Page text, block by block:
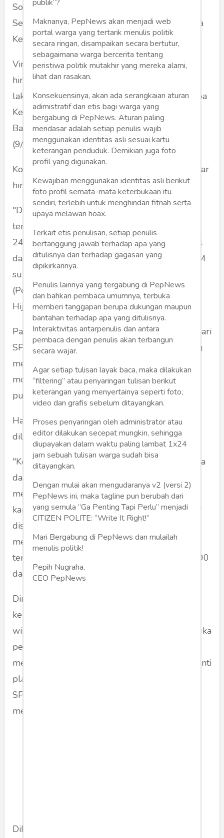
Solar Tumpah 5 Pemotor Tergelincir , Warga
Sebut SPBU 24.351137 Lembah Hijau Diduga
Kerap Layani Mobil Pengecor
Viral seorang pengendara jatuh tergeluncir
hingga masuk kolong mobil , dimana peristiwa
laka lantas tersebut terjadi di jalan Raden Imba
Kesuma Ratu Sukadanaham ,Tanjung Karang
Barat ,akibat tumpahan BBM jenis Solar .Senin
(9/9/2024)
Korban diduga tergelincir akibat tumpahan solar
hingga membuat jalan licin.
"Dari informasi yang dihimpun tumpahan solar
tersebut berada tidak jauh dari SPBU
24.351137 Lembah Hijau yang diduga berasal
dari salah satu kendaraan modifikasi mafia BBM
subsidi diduga usai melakukan pengisian
(Pengecoran ) di SPBU 24.351137 Lembah
Hijau.
Pasalnya " tumpahan solar berada tidak jauh dari
SPBU 24.351137 Lembah Hijau diduga sering
membuka jalur pengecoran para mobil
modifikasi pada pukul 6.30 wib pagi hingga
pukul 10.00 wib .
Hal tersebut di ungkapkan salah satu warga
dilokasi kecelakaan kepada media .
"Kemungkinan tumpahan solar tersebut diduga
dari mobil - mobil modifikasi mas "yang sering
melakukan pengisian di SPBU Lembah Hijau
karena setiap pagi - pagi untuk pengisian solar
disitu ada beberapa kendaraan bulak - balik
melakukan pengisian tiap paginya yang sering
terlihat rutin ada kendaraan jenis Coldiesel.L300
dan Pajero hitam .ungkapnya kepada media
Dirinya pun jelaskan terkadang kendaraan
kendaraan mereka sandar parkir di atas depan
wisata lembah hijau menunggu SPBU membuka
pengisian BBM jenis solar ,kami juga sering
melihat kendaraan yang sering mengisi Menganti
plat nopol kendaraan mereka tidak jauh dari
SPBU tersebut.tutup Jaka pengendara sering
melakukan pengisian di SPBU tersebut.
Diketahui di lokasi kejadian terdapat 5 motor
publik”?
Maknanya, PepNews akan menjadi web
portal warga yang tertarik menulis politik
secara ringan, disampaikan secara bertutur,
sebagaimana warga bercerita tentang
peristiwa politik mutakhir yang mereka alami,
lihat dan rasakan.
Konsekuensinya, akan ada serangkaian aturan
adimistratif dan etis bagi warga yang
bergabung di PepNews. Aturan paling
mendasar adalah setiap penulis wajib
menggunakan identitas asli sesuai kartu
keterangan penduduk. Demikian juga foto
profil yang digunakan.
Kewajiban menggunakan identitas asli berikut
foto profil semata-mata keterbukaan itu
sendiri, terlebih untuk menghindari fitnah serta
upaya melawan hoax.
Terkait etis penulisan, setiap penulis
bertanggung jawab terhadap apa yang
ditulisnya dan terhadap gagasan yang
dipikirkannya.
Penulis lainnya yang tergabung di PepNews
dan bahkan pembaca umumnya, terbuka
memberi tanggapan berupa dukungan maupun
bantahan terhadap apa yang ditulisnya.
Interaktivitas antarpenulis dan antara
pembaca dengan penulis akan terbangun
secara wajar.
Agar setiap tulisan layak baca, maka dilakukan
“filtering” atau penyaringan tulisan berikut
keterangan yang menyertainya seperti foto,
video dan grafis sebelum ditayangkan.
Proses penyaringan oleh administrator atau
editor dilakukan secepat mungkin, sehingga
diupayakan dalam waktu paling lambat 1x24
jam sebuah tulisan warga sudah bisa
ditayangkan.
Dengan mulai akan mengudaranya v2 (versi 2)
PepNews ini, maka tagline pun berubah dari
yang semula “Ga Penting Tapi Perlu” menjadi
CITIZEN POLITE: “Write It Right!”
Mari Bergabung di PepNews dan mulailah
menulis politik!
Pepih Nugraha,
CEO PepNews